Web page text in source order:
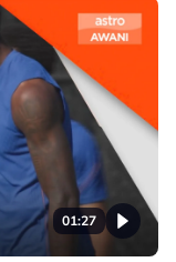
01:27